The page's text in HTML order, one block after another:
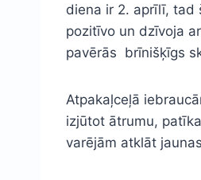
diena ir 2. aprīlī, tad
pozitīvo un dzīvoja
pavērās brīnišķīgs
Atpakaļceļā
izjūtot ātrumu,
varējām atklāt